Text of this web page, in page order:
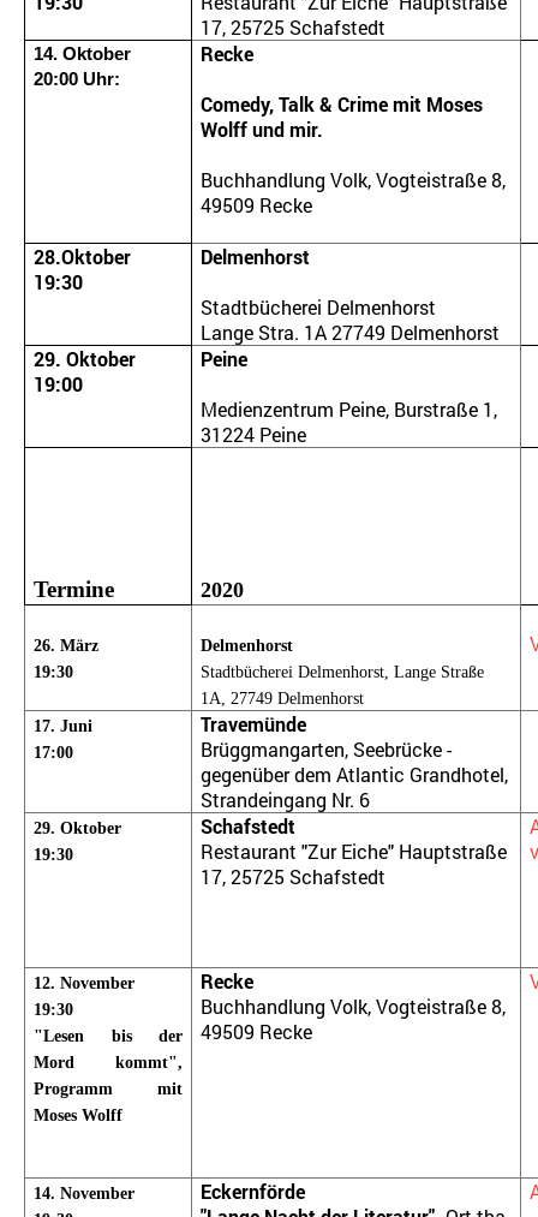
17, 25725 Schafstedt
14. Oktober
20:00 Uhr:
Recke
Comedy, Talk & Crime mit Moses
Wolff und mir.
Buchhandlung Volk, Vogteistraße 8,
49509 Recke
28.Oktober
19:30
Delmenhorst
Stadtbücherei Delmenhorst
Lange Stra. 1A 27749 Delmenhorst
29. Oktober
19:00
Peine
Medienzentrum Peine, Burstraße 1,
31224 Peine
Termine 2020
26. März
19:30
Delmenhorst
Stadtbücherei Delmenhorst, Lange Straße
1A, 27749 Delmenhorst
17. Juni
17:00
Travemünde
Brüggmangarten, Seebrücke -
gegenüber dem Atlantic Grandhotel,
Strandeingang Nr. 6
29. Oktober
19:30
Schafstedt
Restaurant "Zur Eiche" Hauptstraße
17, 25725 Schafstedt
12. November
19:30
"Lesen bis der
Mord kommt",
Programm mit
Moses Wolff
Recke
Buchhandlung Volk, Vogteistraße 8,
49509 Recke
14. November
Eckernförde